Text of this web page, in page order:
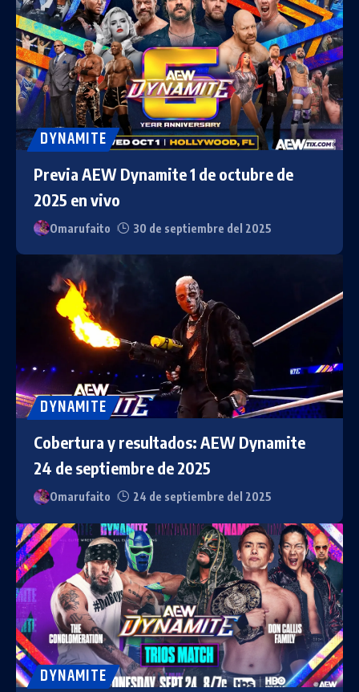
DYNAMITE
Previa AEW Dynamite 1 de octubre de
2025 en vivo
Omarufaito 30 de septiembre del 2025
DYNAMITE
Cobertura y resultados: AEW Dynamite
24 de septiembre de 2025
Omarufaito 24 de septiembre del 2025
DYNAMITE